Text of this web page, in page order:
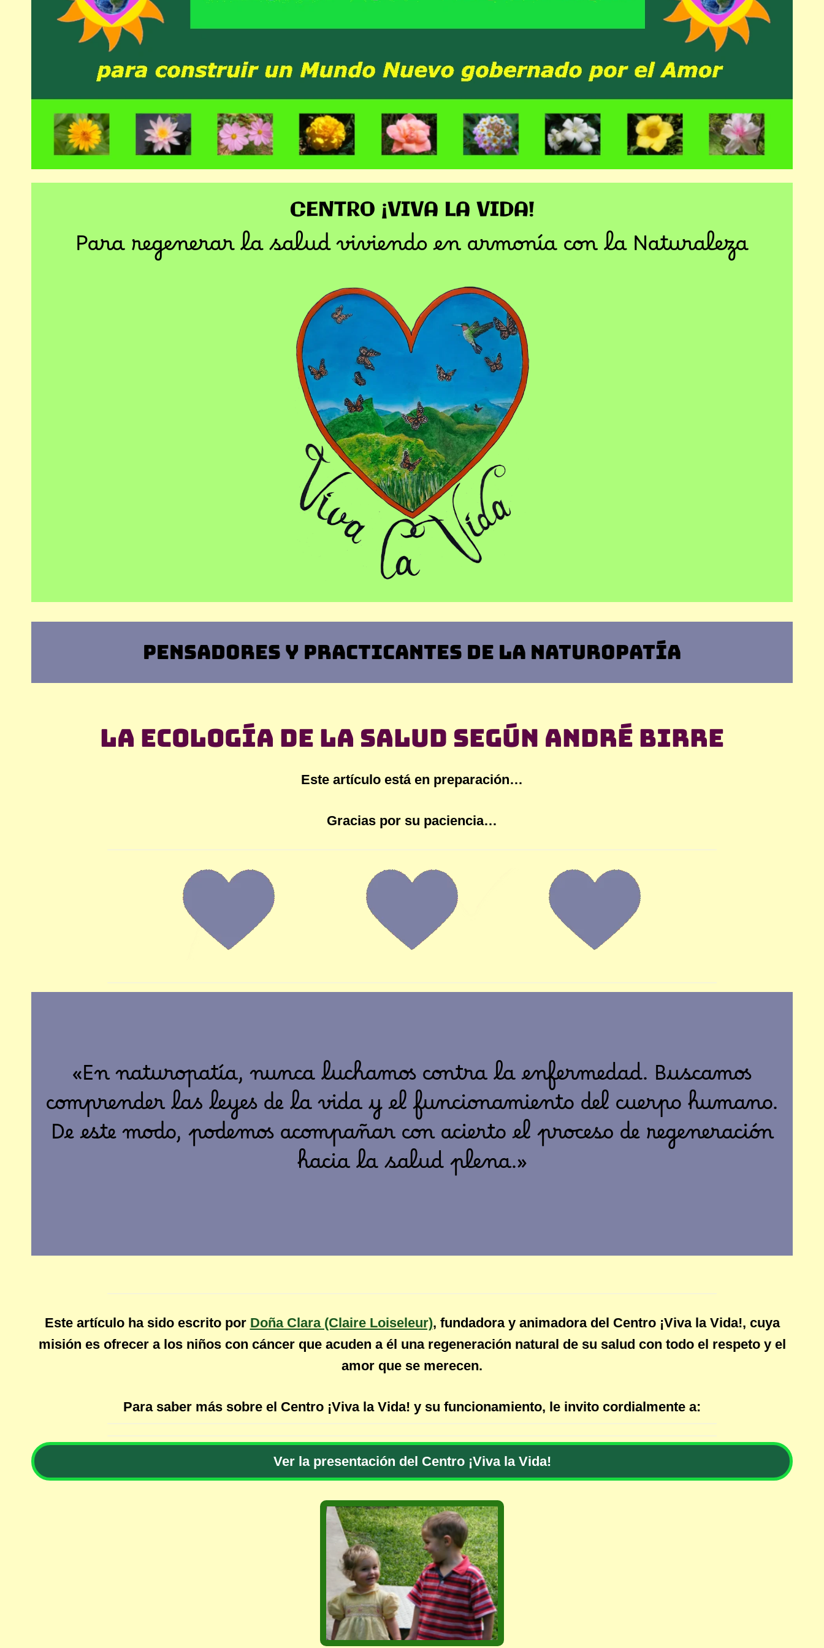
CENTRO ¡VIVA LA VIDA!
Para regenerar la salud viviendo en armonía con la Naturaleza
PENSADORES Y PRACTICANTES DE LA NATUROPATÍA
La ecología de la salud según André Birre
Este artículo está en preparación…
Gracias por su paciencia…
«En naturopatía, nunca luchamos contra la enfermedad. Buscamos
comprender las leyes de la vida y el funcionamiento del cuerpo humano.
De este modo, podemos acompañar con acierto el proceso de regeneración
hacia la salud plena.»
Este artículo ha sido escrito por Doña Clara (Claire Loiseleur), fundadora y animadora del Centro ¡Viva la Vida!, cuya
misión es ofrecer a los niños con cáncer que acuden a él una regeneración natural de su salud con todo el respeto y el
amor que se merecen.
Para saber más sobre el Centro ¡Viva la Vida! y su funcionamiento, le invito cordialmente a:
Ver la presentación del Centro ¡Viva la Vida!